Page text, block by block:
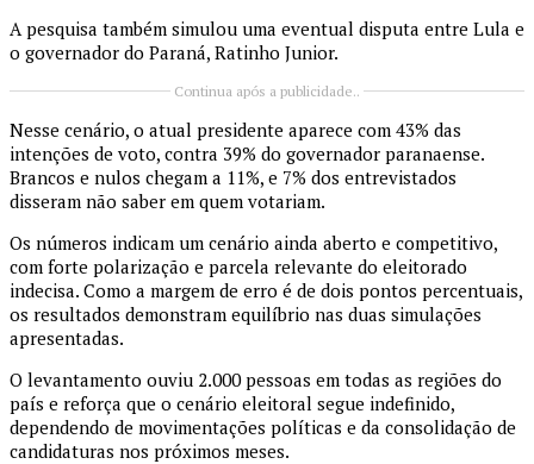
A pesquisa também simulou uma eventual disputa entre Lula e
o governador do Paraná, Ratinho Junior.
Continua após a publicidade..
Nesse cenário, o atual presidente aparece com 43% das
intenções de voto, contra 39% do governador paranaense.
Brancos e nulos chegam a 11%, e 7% dos entrevistados
disseram não saber em quem votariam.
Os números indicam um cenário ainda aberto e competitivo,
com forte polarização e parcela relevante do eleitorado
indecisa. Como a margem de erro é de dois pontos percentuais,
os resultados demonstram equilíbrio nas duas simulações
apresentadas.
O levantamento ouviu 2.000 pessoas em todas as regiões do
país e reforça que o cenário eleitoral segue indefinido,
dependendo de movimentações políticas e da consolidação de
candidaturas nos próximos meses.